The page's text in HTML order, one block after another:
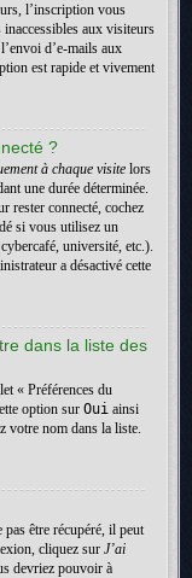
l’inscription vous
aux visiteurs
d’e-mails aux
est rapide et vivement
?
à chaque visite lors
une durée déterminée.
rester connecté, cochez
si vous utilisez un
université, etc.).
a désactivé cette
dans la liste des
« Préférences du
option sur Oui ainsi
votre nom dans la liste.
être récupéré, il peut
cliquez sur J’ai
devriez pouvoir à